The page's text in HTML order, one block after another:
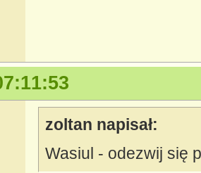
zoltan napisał:
Wasiul - odezwij się